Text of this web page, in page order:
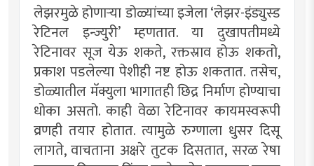
लेझरमुळे होणाऱ्या डोळ्यांच्या इजेला ‌‘लेझर-इंड्युस्ड
रेटिनल इन्ज्युरी‌’ म्हणतात. या दुखापतीमध्ये
रेटिनावर सूज येऊ शकते, रक्तस्राव होऊ शकतो,
प्रकाश पडलेल्या पेशीही नष्ट होऊ शकतात. तसेच,
डोळ्यातील मॅक्युला भागातही छिद्र निर्माण होण्याचा
धोका असतो. काही वेळा रेटिनावर कायमस्वरूपी
व्रणही तयार होतात. त्यामुळे रुग्णाला धुसर दिसू
लागते, वाचताना अक्षरे तुटक दिसतात, सरळ रेषा